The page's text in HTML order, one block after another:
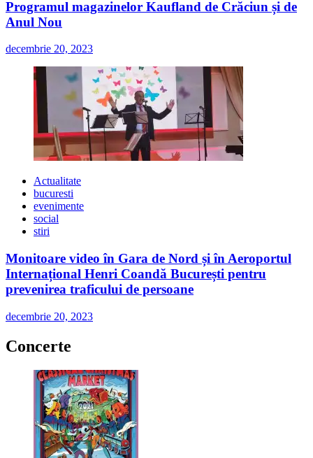
Programul magazinelor Kaufland de Crăciun și de
Anul Nou
decembrie 20, 2023
Actualitate
bucuresti
evenimente
social
stiri
Monitoare video în Gara de Nord și în Aeroportul
Internațional Henri Coandă București pentru
prevenirea traficului de persoane
decembrie 20, 2023
Concerte